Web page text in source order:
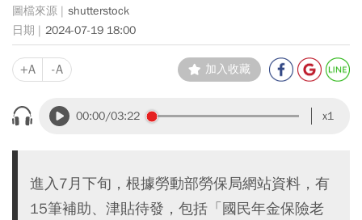
shutterstock
2024-07-19 18:00
+A -A 加入收藏
00:00/03:22 x1
進入7月下旬，根據勞動部勞保局網站資料，有
15筆補助、津貼待發，包括「國民年金保險老